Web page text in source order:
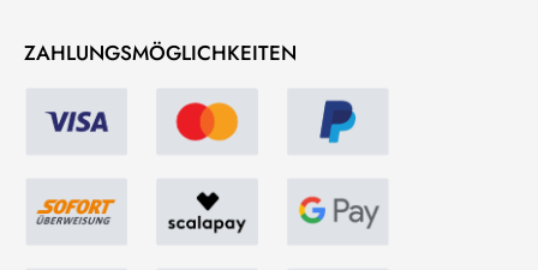
ZAHLUNGSMÖGLICHKEITEN